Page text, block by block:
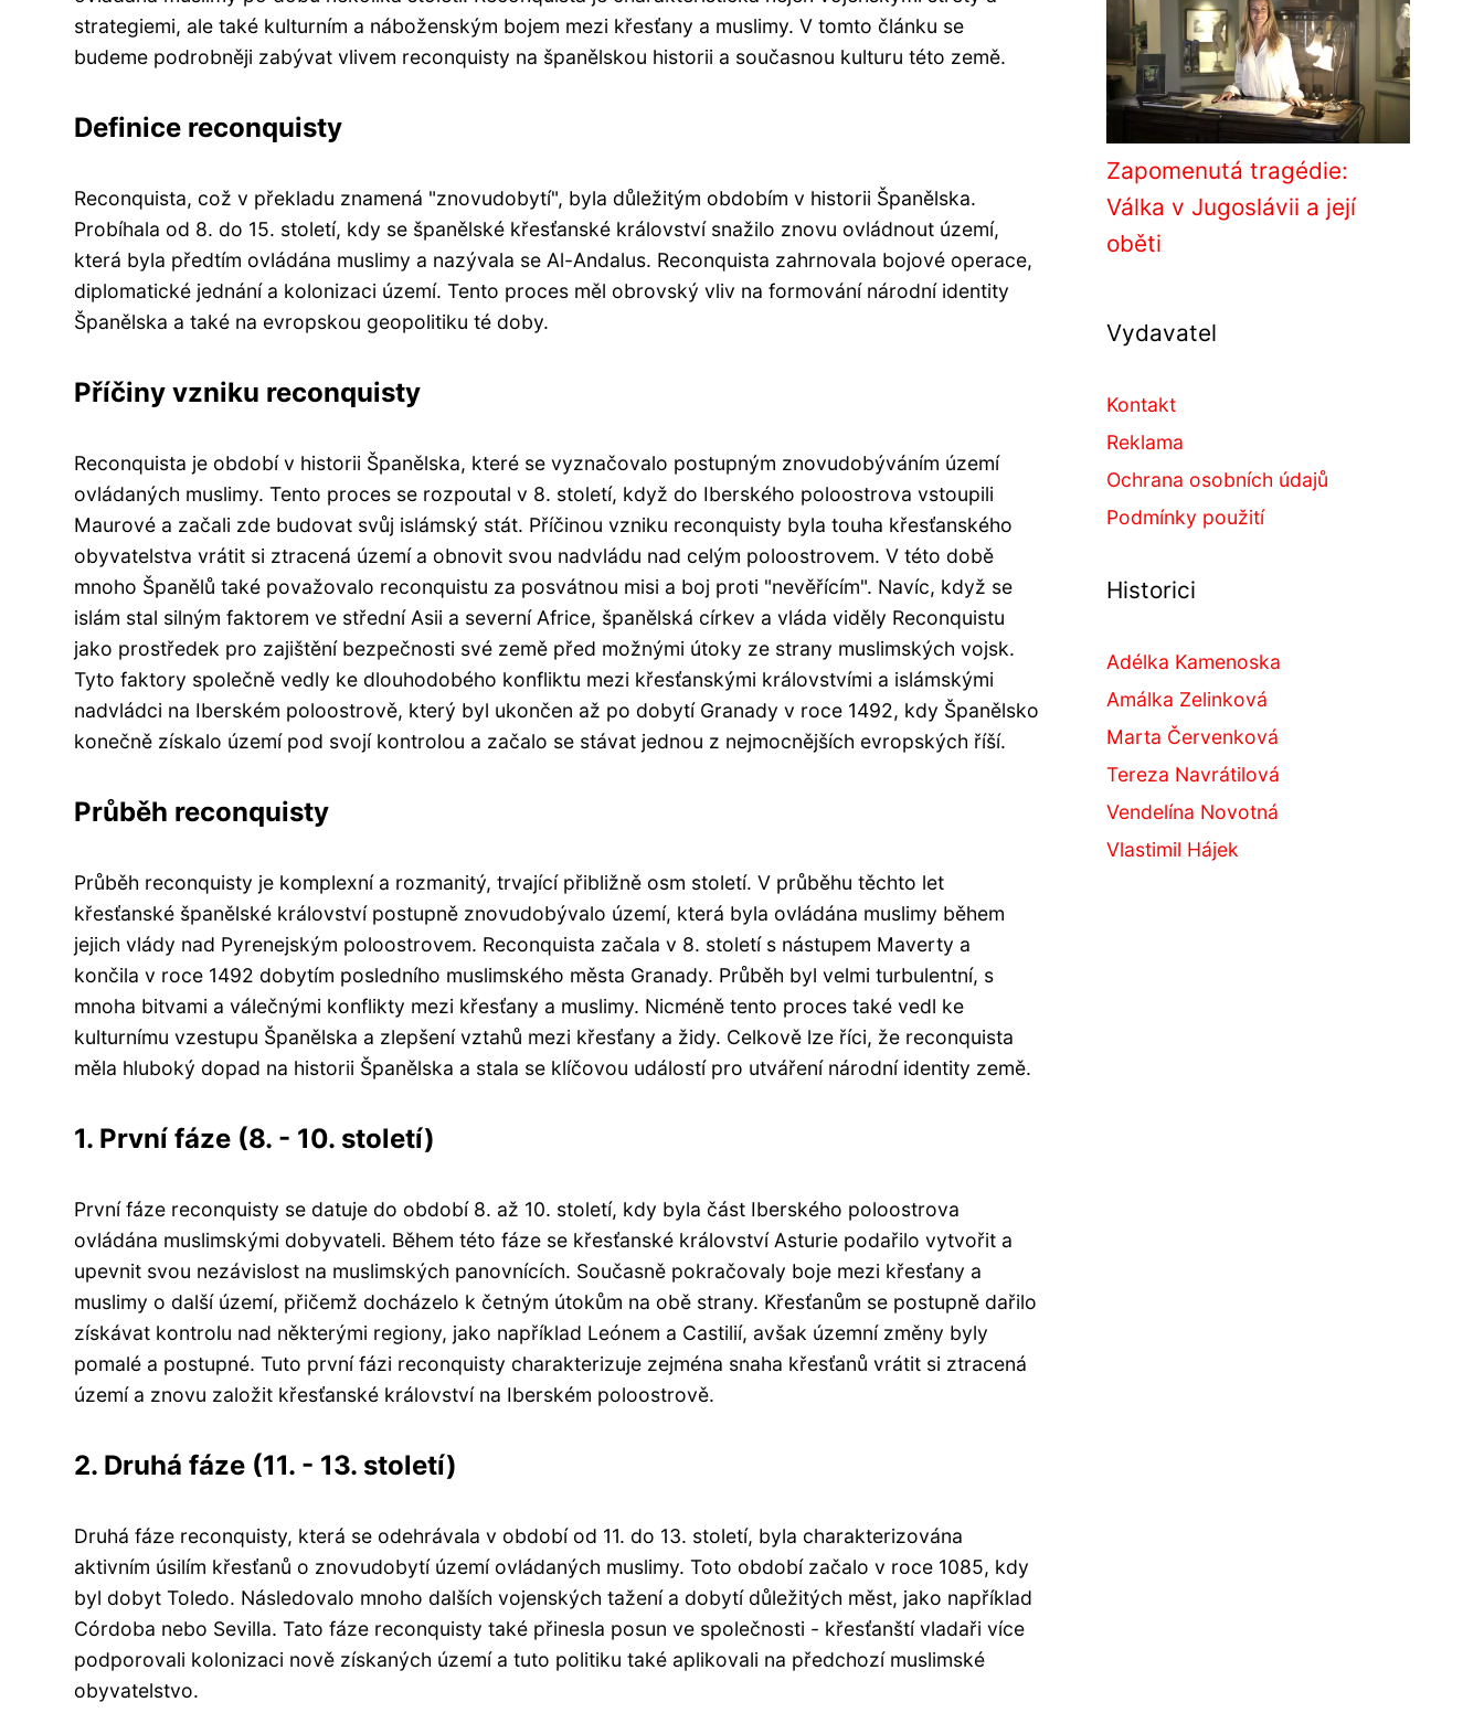
strategiemi, ale také kulturním a náboženským bojem mezi křesťany a muslimy. V tomto článku se
budeme podrobněji zabývat vlivem reconquisty na španělskou historii a současnou kulturu této země.
Definice reconquisty
Reconquista, což v překladu znamená "znovudobytí", byla důležitým obdobím v historii Španělska.
Probíhala od 8. do 15. století, kdy se španělské křesťanské království snažilo znovu ovládnout území,
která byla předtím ovládána muslimy a nazývala se Al-Andalus. Reconquista zahrnovala bojové operace,
diplomatické jednání a kolonizaci území. Tento proces měl obrovský vliv na formování národní identity
Španělska a také na evropskou geopolitiku té doby.
Příčiny vzniku reconquisty
Reconquista je období v historii Španělska, které se vyznačovalo postupným znovudobýváním území
ovládaných muslimy. Tento proces se rozpoutal v 8. století, když do Iberského poloostrova vstoupili
Maurové a začali zde budovat svůj islámský stát. Příčinou vzniku reconquisty byla touha křesťanského
obyvatelstva vrátit si ztracená území a obnovit svou nadvládu nad celým poloostrovem. V této době
mnoho Španělů také považovalo reconquistu za posvátnou misi a boj proti "nevěřícím". Navíc, když se
islám stal silným faktorem ve střední Asii a severní Africe, španělská církev a vláda viděly Reconquistu
jako prostředek pro zajištění bezpečnosti své země před možnými útoky ze strany muslimských vojsk.
Tyto faktory společně vedly ke dlouhodobého konfliktu mezi křesťanskými královstvími a islámskými
nadvládci na Iberském poloostrově, který byl ukončen až po dobytí Granady v roce 1492, kdy Španělsko
konečně získalo území pod svojí kontrolou a začalo se stávat jednou z nejmocnějších evropských říší.
Průběh reconquisty
Průběh reconquisty je komplexní a rozmanitý, trvající přibližně osm století. V průběhu těchto let
křesťanské španělské království postupně znovudobývalo území, která byla ovládána muslimy během
jejich vlády nad Pyrenejským poloostrovem. Reconquista začala v 8. století s nástupem Maverty a
končila v roce 1492 dobytím posledního muslimského města Granady. Průběh byl velmi turbulentní, s
mnoha bitvami a válečnými konflikty mezi křesťany a muslimy. Nicméně tento proces také vedl ke
kulturnímu vzestupu Španělska a zlepšení vztahů mezi křesťany a židy. Celkově lze říci, že reconquista
měla hluboký dopad na historii Španělska a stala se klíčovou událostí pro utváření národní identity země.
1. První fáze (8. - 10. století)
První fáze reconquisty se datuje do období 8. až 10. století, kdy byla část Iberského poloostrova
ovládána muslimskými dobyvateli. Během této fáze se křesťanské království Asturie podařilo vytvořit a
upevnit svou nezávislost na muslimských panovnících. Současně pokračovaly boje mezi křesťany a
muslimy o další území, přičemž docházelo k četným útokům na obě strany. Křesťanům se postupně dařilo
získávat kontrolu nad některými regiony, jako například Leónem a Castilií, avšak územní změny byly
pomalé a postupné. Tuto první fázi reconquisty charakterizuje zejména snaha křesťanů vrátit si ztracená
území a znovu založit křesťanské království na Iberském poloostrově.
2. Druhá fáze (11. - 13. století)
Druhá fáze reconquisty, která se odehrávala v období od 11. do 13. století, byla charakterizována
aktivním úsilím křesťanů o znovudobytí území ovládaných muslimy. Toto období začalo v roce 1085, kdy
byl dobyt Toledo. Následovalo mnoho dalších vojenských tažení a dobytí důležitých měst, jako například
Córdoba nebo Sevilla. Tato fáze reconquisty také přinesla posun ve společnosti - křesťanští vladaři více
podporovali kolonizaci nově získaných území a tuto politiku také aplikovali na předchozí muslimské
obyvatelstvo.
Zapomenutá tragédie:
Válka v Jugoslávii a její
oběti
Vydavatel
Kontakt
Reklama
Ochrana osobních údajů
Podmínky použití
Historici
Adélka Kamenoska
Amálka Zelinková
Marta Červenková
Tereza Navrátilová
Vendelína Novotná
Vlastimil Hájek